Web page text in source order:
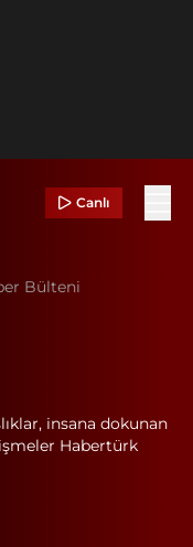
Canlı
Bülteni
insana dokunan
Habertürk